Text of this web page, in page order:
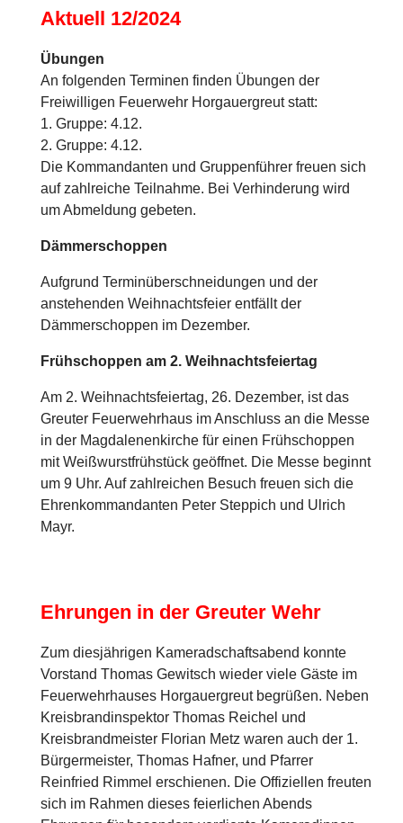
Aktuell 12/2024
Übungen
An folgenden Terminen finden Übungen der
Freiwilligen Feuerwehr Horgauergreut statt:
1. Gruppe: 4.12.
2. Gruppe: 4.12.
Die Kommandanten und Gruppenführer freuen sich
auf zahlreiche Teilnahme. Bei Verhinderung wird
um Abmeldung gebeten.
Dämmerschoppen
Aufgrund Terminüberschneidungen und der
anstehenden Weihnachtsfeier entfällt der
Dämmerschoppen im Dezember.
Frühschoppen am 2. Weihnachtsfeiertag
Am 2. Weihnachtsfeiertag, 26. Dezember, ist das
Greuter Feuerwehrhaus im Anschluss an die Messe
in der Magdalenenkirche für einen Frühschoppen
mit Weißwurstfrühstück geöffnet. Die Messe beginnt
um 9 Uhr. Auf zahlreichen Besuch freuen sich die
Ehrenkommandanten Peter Steppich und Ulrich
Mayr.
Ehrungen in der Greuter Wehr
Zum diesjährigen Kameradschaftsabend konnte
Vorstand Thomas Gewitsch wieder viele Gäste im
Feuerwehrhauses Horgauergreut begrüßen. Neben
Kreisbrandinspektor Thomas Reichel und
Kreisbrandmeister Florian Metz waren auch der 1.
Bürgermeister, Thomas Hafner, und Pfarrer
Reinfried Rimmel erschienen. Die Offiziellen freuten
sich im Rahmen dieses feierlichen Abends